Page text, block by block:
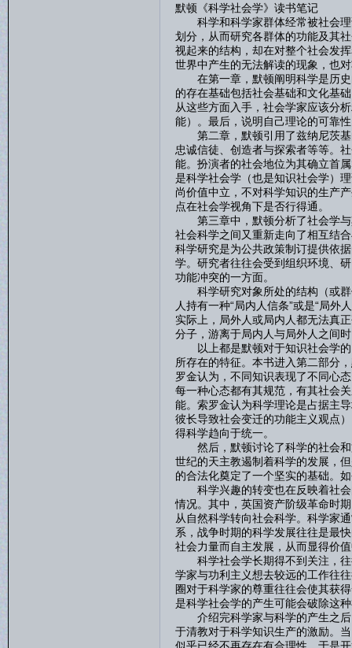
默顿《科学社会学》读书笔记
科学和科学家群体经常被社会理
划分，从而研究各群体的功能及其
视起来的结构，却在对整个社会发
世界中产生的无法解读的现象，也
在第一章，默顿阐明科学是历史
的存在基础包括社会基础和文化基
从这些方面入手，社会学家应该分
能）。最后，说明自己理论的可靠
第二章，默顿引用了兹纳尼茨基
忠诚信徒、创造者与探索者等等。
能。扮演者的社会地位为其确立首
是科学社会学（也是知识社会学）
尚价值中立，不对科学知识的生产
点在社会学视角下是否行得通。
第三章中，默顿分析了社会学与
社会科学之间又重新走向了相互结
科学研究是为公共政策制订提供依
学。研究者往往会受到组织环境、
功能冲突的一方面。
科学研究对象所处的结构（或群
人持有一种“局内人信条”或是“局
实际上，局外人或局内人都无法真
分子，游离于局内人与局外人之间
以上都是默顿对于知识社会学的
所存在的特征。本书进入第二部分
罗金认为，不同知识表现了不同心
每一种心态都有其规范，有其社会
能。索罗金认为科学理论是占据主
彼长导致社会变迁的功能主义观点
得科学趋向于统一。
然后，默顿讨论了科学的社会和
世纪的天主教遏制着科学的发展，
的合法化奠定了一个坚实的基础。
科学兴趣的转变也在反映着社会
情况。其中，英国资产阶级革命时
从自然科学转向社会科学。科学家
系，战争时期的科学发展往往是最
社会力量而自主发展，从而显得价
科学社会学长期得不到关注，往
学家与功利主义想去较远的工作往
圈对于科学家的尊重往往会使其获
是科学社会学的产生可能会破除这
介绍完科学家与科学的产生之后
于清教对于科学知识生产的激励。
似乎已经不再存在有合理性，于是